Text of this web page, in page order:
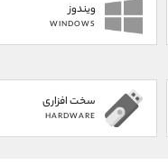
ویندوز
WINDOWS
سخت افزاری
HARDWARE